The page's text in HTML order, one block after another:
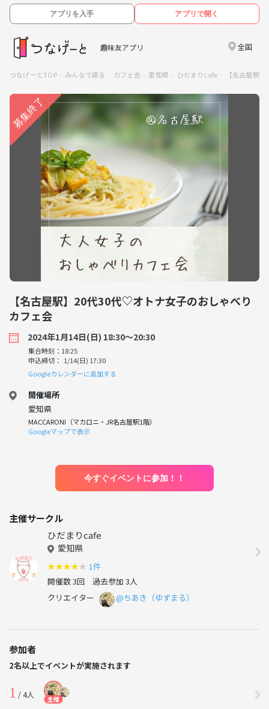
アプリを入手 アプリで開く
趣味友アプリ 全国
つなげーとTOP みんなで語る カフェ会 愛知県 ひだまりcafe 【名古屋駅
【名古屋駅】20代30代♡オトナ女子のおしゃべり
カフェ会
2024年1月14日(日) 18:30〜20:30
集合時刻：18:25
申込締切： 1/14(日) 17:30
Googleカレンダーに追加する
開催場所
愛知県
MACCARONI（マカロニ・JR名古屋駅1階）
Googleマップで表示
今すぐイベントに参加！！
主催サークル
ひだまりcafe
愛知県
★★★★★ 1件
開催数 3回 過去参加 3人
クリエイター
@ちあき（ゆずまる）
参加者
2名以上でイベントが実施されます
1 / 4人 主催